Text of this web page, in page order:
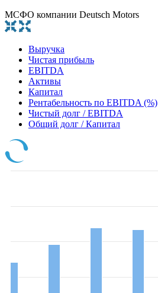
МСФО компании Deutsch Motors
Выручка
Чистая прибыль
EBITDA
Активы
Капитал
Рентабельность по EBITDA (%)
Чистый долг / EBITDA
Общий долг / Капитал